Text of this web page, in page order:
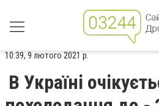
10:39, 9 лютого 2021 р.
В Україні